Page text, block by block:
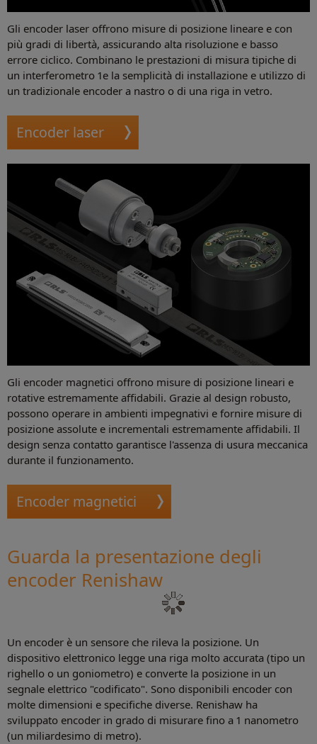
Gli encoder laser offrono misure di posizione lineare e con
più gradi di libertà, assicurando alta risoluzione e basso
errore ciclico. Combinano le prestazioni di misura tipiche di
un interferometro 1e la semplicità di installazione e utilizzo di
un tradizionale encoder a nastro o di una riga in vetro.
Encoder laser
Gli encoder magnetici offrono misure di posizione lineari e
rotative estremamente affidabili. Grazie al design robusto,
possono operare in ambienti impegnativi e fornire misure di
posizione assolute e incrementali estremamente affidabili. Il
design senza contatto garantisce l'assenza di usura meccanica
durante il funzionamento.
Encoder magnetici
Guarda la presentazione degli
encoder Renishaw
Un encoder è un sensore che rileva la posizione. Un
dispositivo elettronico legge una riga molto accurata (tipo un
righello o un goniometro) e converte la posizione in un
segnale elettrico "codificato". Sono disponibili encoder con
molte dimensioni e specifiche diverse. Renishaw ha
sviluppato encoder in grado di misurare fino a 1 nanometro
(un miliardesimo di metro).